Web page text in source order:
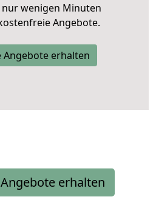
nur wenigen Minuten
Angebote.
Angebote erhalten
erhalten